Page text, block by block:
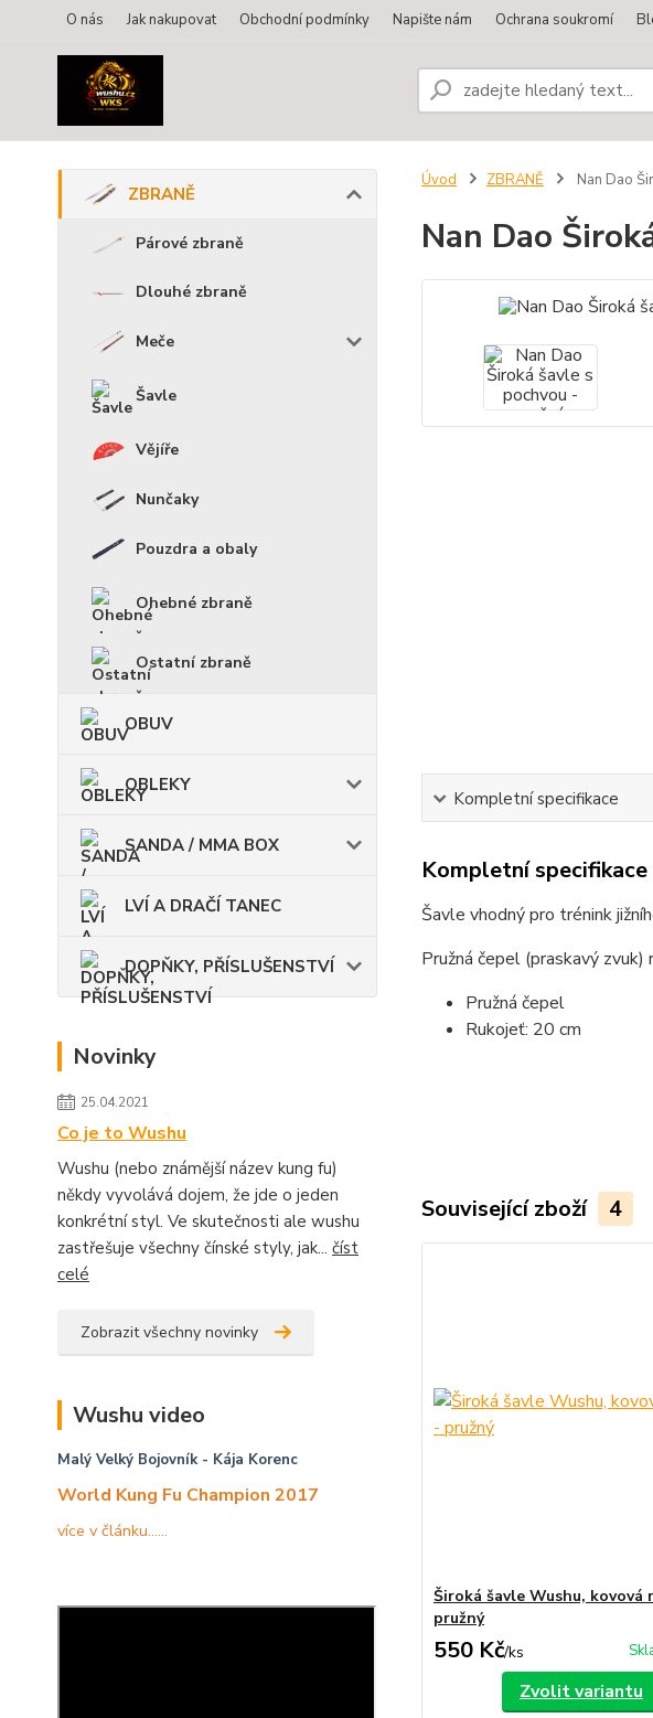
O nás Jak nakupovat Obchodní podmínky Napište nám Ochrana soukromí
ZBRANĚ
Párové zbraně
Dlouhé zbraně
Meče
Šavle
Vějíře
Nunčaky
Pouzdra a obaly
Ohebné zbraně
Ostatní zbraně
OBUV
OBLEKY
SANDA / MMA BOX
LVÍ A DRAČÍ TANEC
DOPŇKY, PŘÍSLUŠENSTVÍ
Novinky
25.04.2021
Co je to Wushu
Wushu (nebo známější název kung fu)
někdy vyvolává dojem, že jde o jeden
konkrétní styl. Ve skutečnosti ale wushu
zastřešuje všechny čínské styly, jak... číst
celé
Zobrazit všechny novinky
Wushu video
Malý Velký Bojovník- Kája Korenc
World Kung Fu Champion 2017
více v článku......
Úvod ZBRANĚ Nan Dao
Nan Dao
Kompletní specifikace
Kompletní specifikace
Šavle vhodný pro trénink
Pružná čepel (praskavý
Pružná čepel
Rukojeť: 20 cm
Související zboží 4
Široká šavle Wushu, kovová
pružný
550 Kč/ks
Zvolit variantu